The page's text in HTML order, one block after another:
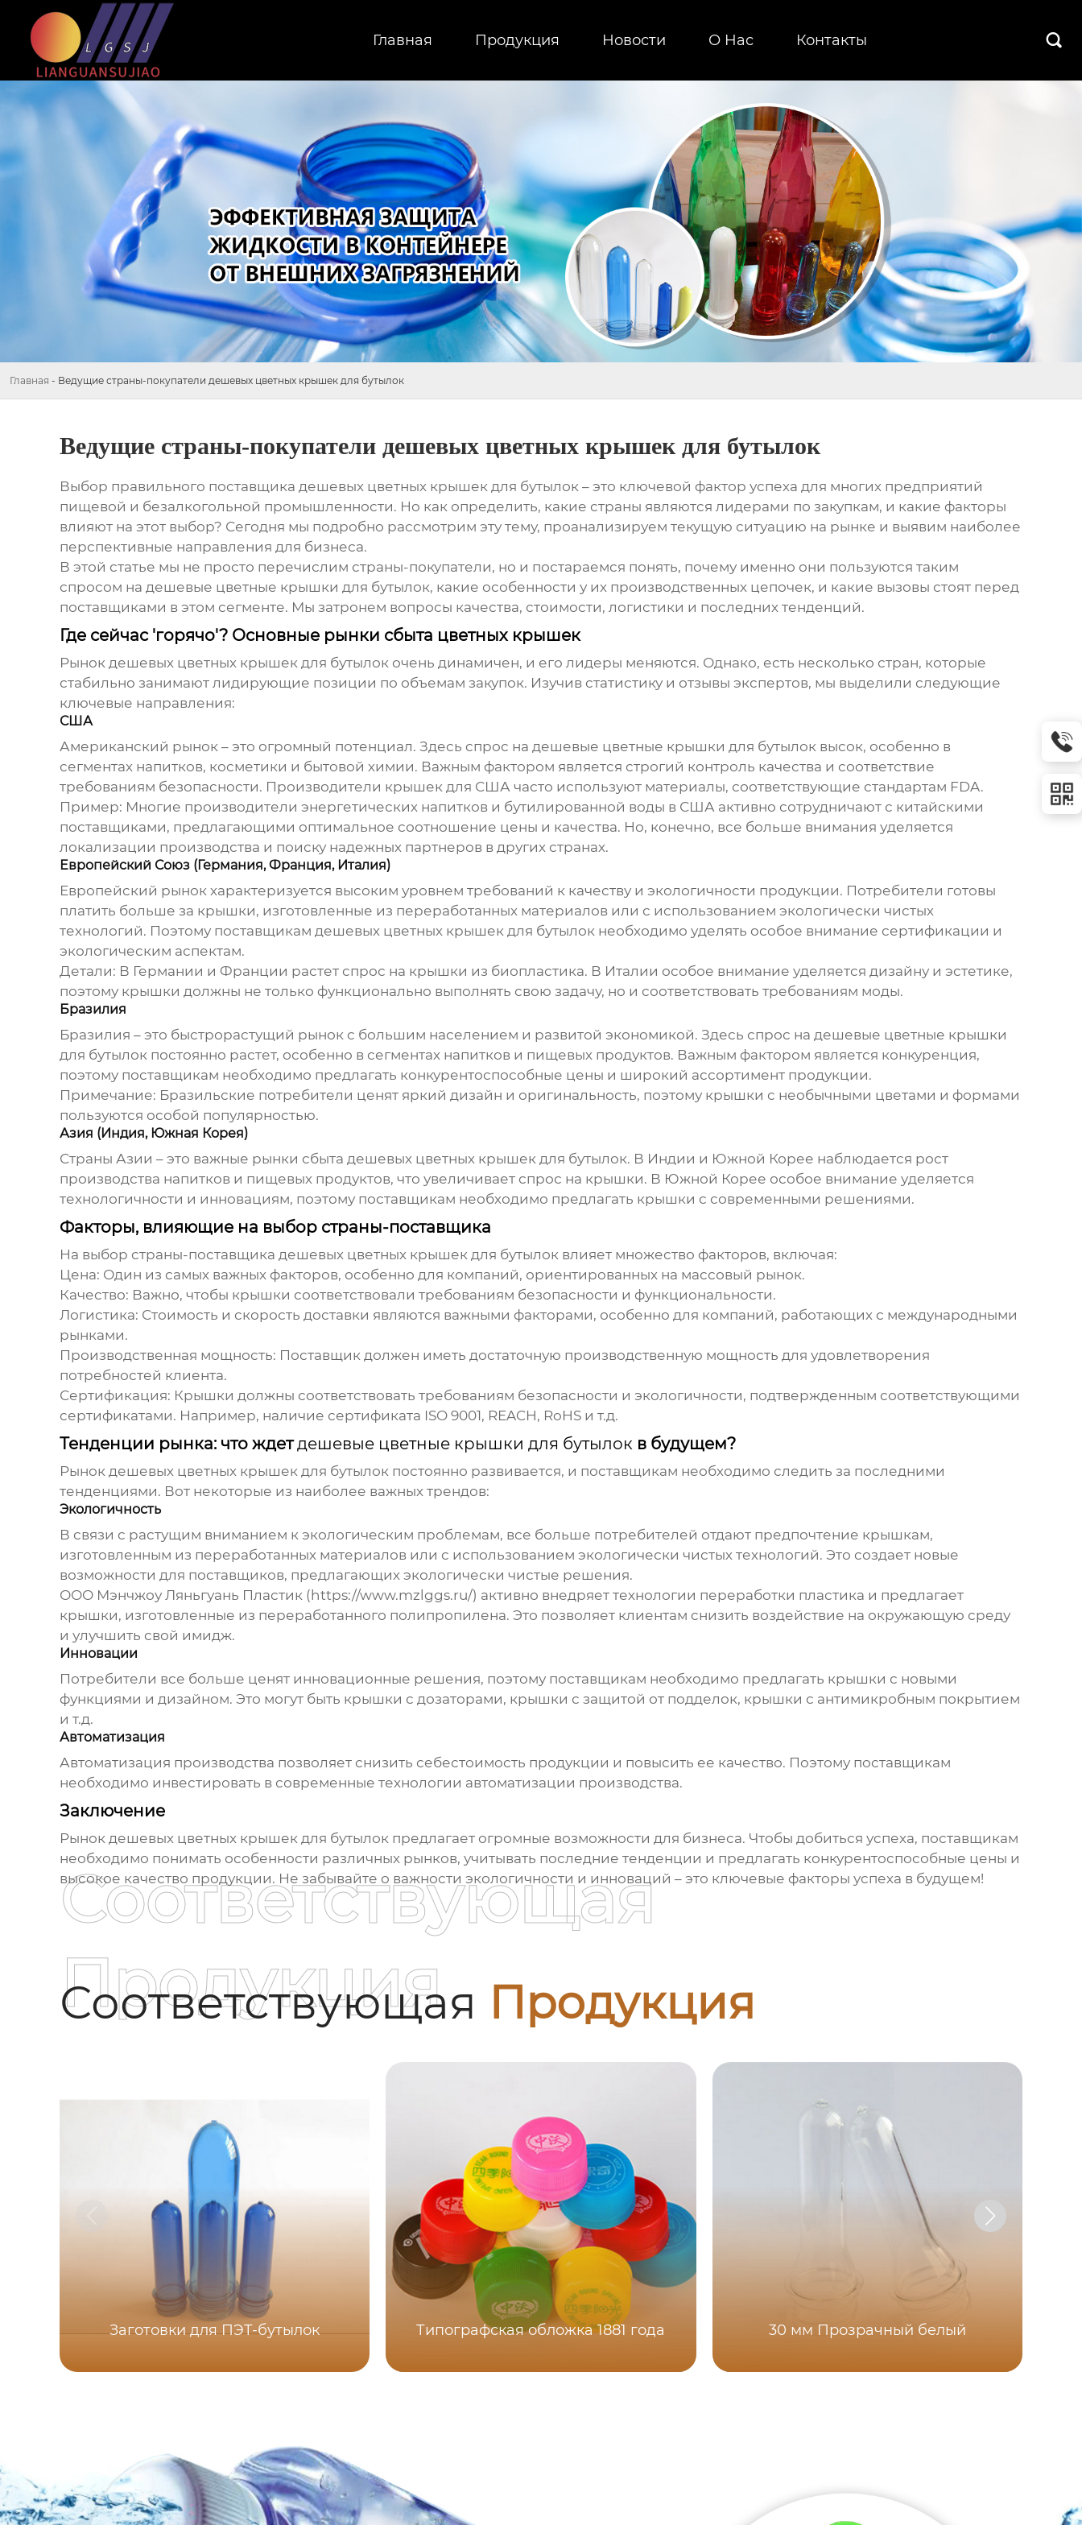
Главная Продукция Новости О Hас Контакты 
Главная - Ведущие страны-покупатели дешевых цветных крышек для бутылок
Ведущие страны-покупатели дешевых цветных крышек для бутылок
Выбор правильного поставщика дешевых цветных крышек для бутылок– это ключевой фактор успеха для многих предприятий
пищевой и безалкогольной промышленности. Но как определить, какие страны являются лидерами по закупкам, и какие факторы
влияют на этот выбор? Сегодня мы подробно рассмотрим эту тему, проанализируем текущую ситуацию на рынке и выявим наиболее
перспективные направления для бизнеса.
В этой статье мы не просто перечислим страны-покупатели, но и постараемся понять, почему именно они пользуются таким
спросом на дешевые цветные крышки для бутылок, какие особенности у их производственных цепочек, и какие вызовы стоят перед
поставщиками в этом сегменте. Мы затронем вопросы качества, стоимости, логистики и последних тенденций.
Где сейчас 'горячо'? Основные рынки сбыта цветных крышек
Рынок дешевых цветных крышек для бутылокочень динамичен, и его лидеры меняются. Однако, есть несколько стран, которые
стабильно занимают лидирующие позиции по объемам закупок. Изучив статистику и отзывы экспертов, мы выделили следующие
ключевые направления:
США
Американский рынок – это огромный потенциал. Здесь спрос на дешевые цветные крышки для бутылоквысок, особенно в
сегментах напитков, косметики и бытовой химии. Важным фактором является строгий контроль качества и соответствие
требованиям безопасности. Производители крышек для США часто используют материалы, соответствующие стандартам FDA.
Пример: Многие производители энергетических напитков и бутилированной воды в США активно сотрудничают с китайскими
поставщиками, предлагающими оптимальное соотношение цены и качества. Но, конечно, все больше внимания уделяется
локализации производства и поиску надежных партнеров в других странах.
Европейский Союз (Германия, Франция, Италия)
Европейский рынок характеризуется высоким уровнем требований к качеству и экологичности продукции. Потребители готовы
платить больше за крышки, изготовленные из переработанных материалов или с использованием экологически чистых
технологий. Поэтому поставщикам дешевых цветных крышек для бутылокнеобходимо уделять особое внимание сертификации и
экологическим аспектам.
Детали: В Германии и Франции растет спрос на крышки из биопластика. В Италии особое внимание уделяется дизайну и эстетике,
поэтому крышки должны не только функционально выполнять свою задачу, но и соответствовать требованиям моды.
Бразилия
Бразилия – это быстрорастущий рынок с большим населением и развитой экономикой. Здесь спрос на дешевые цветные крышки
для бутылокпостоянно растет, особенно в сегментах напитков и пищевых продуктов. Важным фактором является конкуренция,
поэтому поставщикам необходимо предлагать конкурентоспособные цены и широкий ассортимент продукции.
Примечание: Бразильские потребители ценят яркий дизайн и оригинальность, поэтому крышки с необычными цветами и формами
пользуются особой популярностью.
Азия (Индия, Южная Корея)
Страны Азии – это важные рынки сбыта дешевых цветных крышек для бутылок. В Индии и Южной Корее наблюдается рост
производства напитков и пищевых продуктов, что увеличивает спрос на крышки. В Южной Корее особое внимание уделяется
технологичности и инновациям, поэтому поставщикам необходимо предлагать крышки с современными решениями.
Факторы, влияющие на выбор страны-поставщика
На выбор страны-поставщика дешевых цветных крышек для бутылоквлияет множество факторов, включая:
Цена: Один из самых важных факторов, особенно для компаний, ориентированных на массовый рынок.
Качество: Важно, чтобы крышки соответствовали требованиям безопасности и функциональности.
Логистика: Стоимость и скорость доставки являются важными факторами, особенно для компаний, работающих с международными
рынками.
Производственная мощность: Поставщик должен иметь достаточную производственную мощность для удовлетворения
потребностей клиента.
Сертификация: Крышки должны соответствовать требованиям безопасности и экологичности, подтвержденным соответствующими
сертификатами. Например, наличие сертификата ISO 9001, REACH, RoHS и т.д.
Тенденции рынка: что ждетдешевые цветные крышки для бутылокв будущем?
Рынок дешевых цветных крышек для бутылокпостоянно развивается, и поставщикам необходимо следить за последними
тенденциями. Вот некоторые из наиболее важных трендов:
Экологичность
В связи с растущим вниманием к экологическим проблемам, все больше потребителей отдают предпочтение крышкам,
изготовленным из переработанных материалов или с использованием экологически чистых технологий. Это создает новые
возможности для поставщиков, предлагающих экологически чистые решения.
ООО Мэнчжоу Ляньгуань Пластик (https://www.mzlggs.ru/) активно внедряет технологии переработки пластика и предлагает
крышки, изготовленные из переработанного полипропилена. Это позволяет клиентам снизить воздействие на окружающую среду
и улучшить свой имидж.
Инновации
Потребители все больше ценят инновационные решения, поэтому поставщикам необходимо предлагать крышки с новыми
функциями и дизайном. Это могут быть крышки с дозаторами, крышки с защитой от подделок, крышки с антимикробным покрытием
и т.д.
Автоматизация
Автоматизация производства позволяет снизить себестоимость продукции и повысить ее качество. Поэтому поставщикам
необходимо инвестировать в современные технологии автоматизации производства.
Заключение
Рынок дешевых цветных крышек для бутылокпредлагает огромные возможности для бизнеса. Чтобы добиться успеха, поставщикам
необходимо понимать особенности различных рынков, учитывать последние тенденции и предлагать конкурентоспособные цены и
высокое качество продукции. Не забывайте о важности экологичности и инноваций – это ключевые факторы успеха в будущем!
Соответствующая Продукция
Соответствующая
Продукция
Заготовки для ПЭТ-бутылок Типографская обложка 1881 года 30 мм Прозрачный белый